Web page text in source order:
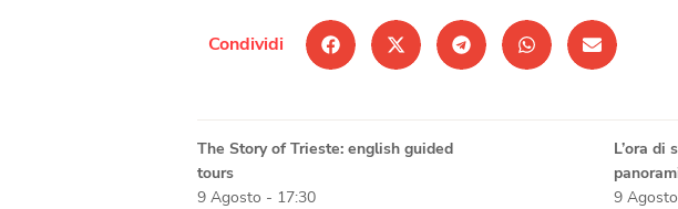
Condividi
The Story of Trieste: english guided
tours
9 Agosto - 17:30
L’ora di
9